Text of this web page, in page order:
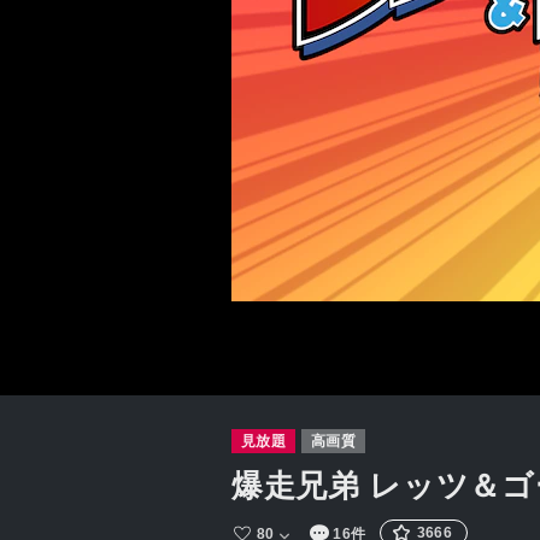
見放題 高画質
爆走兄弟 レッツ＆
80 16件 3666